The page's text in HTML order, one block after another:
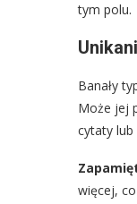
tym polu.
Banały
Może jej
cytaty lub
więcej,